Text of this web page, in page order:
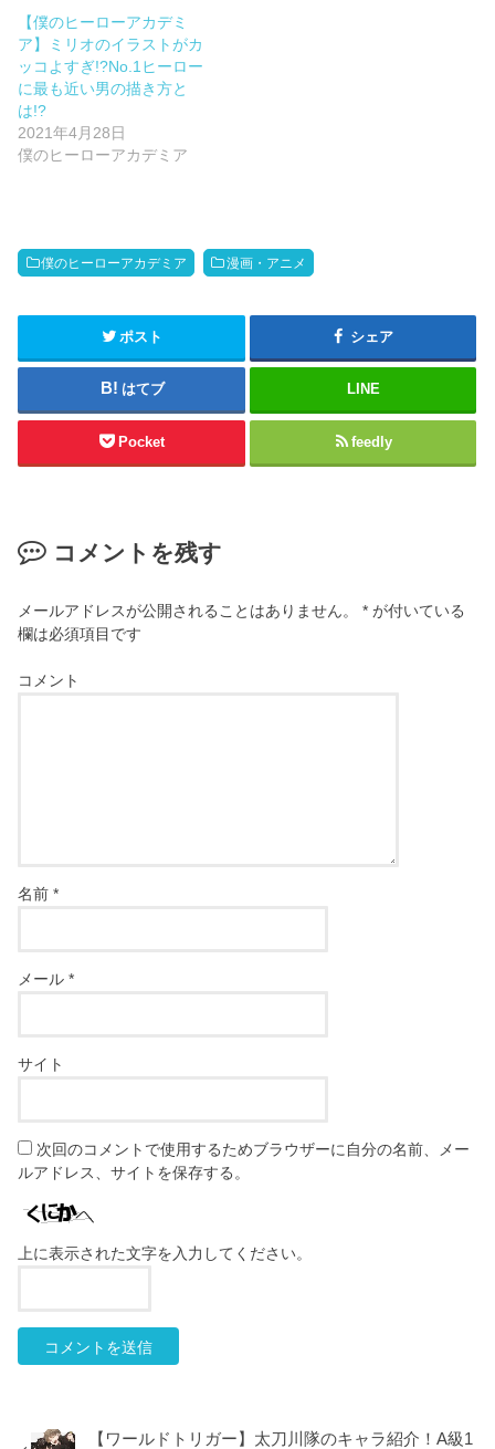
【僕のヒーローアカデミ
ア】ミリオのイラストがカ
ッコよすぎ!?No.1ヒーロー
に最も近い男の描き方と
は!?
2021年4月28日
僕のヒーローアカデミア
僕のヒーローアカデミア 漫画・アニメ
ポスト シェア
はてブ LINE
Pocket feedly
コメントを残す
メールアドレスが公開されることはありません。 * が付いている
欄は必須項目です
コメント
名前*
メール*
サイト
次回のコメントで使用するためブラウザーに自分の名前、メー
ルアドレス、サイトを保存する。
上に表示された文字を入力してください。
【ワールドトリガー】太刀川隊のキャラ紹介！A級1